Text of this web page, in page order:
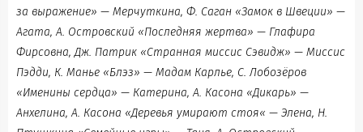
за выражение» — Мерчуткина, Ф. Саган «Замок в Швеции» —
Агата, А. Островский «Последняя жертва» — Глафира
Фирсовна, Дж. Патрик «Странная миссис Сэвидж» — Миссис
Пэдди, К. Манье «Блэз» — Мадам Карлье, С. Лобозёров
«Именины сердца» — Катерина, А. Касона «Дикарь» —
Анхелина, А. Касона «Деревья умирают стоя« — Элена, Н.